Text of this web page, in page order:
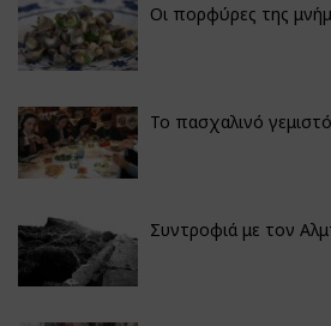
Οι πορφύρες της
Το πασχαλινό
Συντροφιά με τον